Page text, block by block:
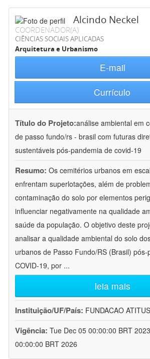
Alcindo Neckel
COORDENADOR(A)
CIÊNCIAS SOCIAIS APLICADAS
Arquitetura e Urbanismo
E-mail
Currículo
Título do Projeto:análise ambiental em
de passo fundo/rs - brasil com futuras
sustentáveis pós-pandemia de covid-19
Resumo: Os cemitérios urbanos em
enfrentam superlotações, além de
contaminação do solo por elementos
influenciar negativamente na qualidade
saúde da população. O objetivo deste
analisar a qualidade ambiental do solo
urbanos de Passo Fundo/RS (Brasil)
COVID-19, por ...
leia mais
Instituição/UF/País: FUNDACAO
Vigência: Tue Dec 05 00:00:00 BRT
00:00:00 BRT 2026